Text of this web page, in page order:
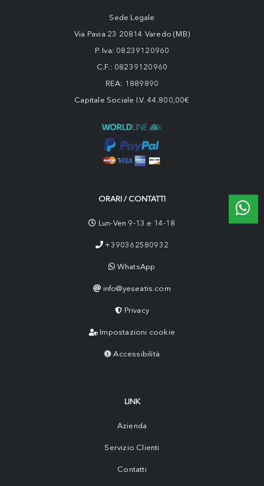
Sede Legale
Via Pavia 23 20814 Varedo (MB)
P. Iva: 08239120960
C.F.: 08239120960
REA: 1889890
Capitale Sociale I.V. 44.800,00€
ORARI / CONTATTI
Lun-Ven 9-13 e 14-18
+390362580932
WhatsApp
info@yeseatis.com
Privacy
Impostazioni cookie
Accessibilità
LINK
Azienda
Servizio Clienti
Contatti